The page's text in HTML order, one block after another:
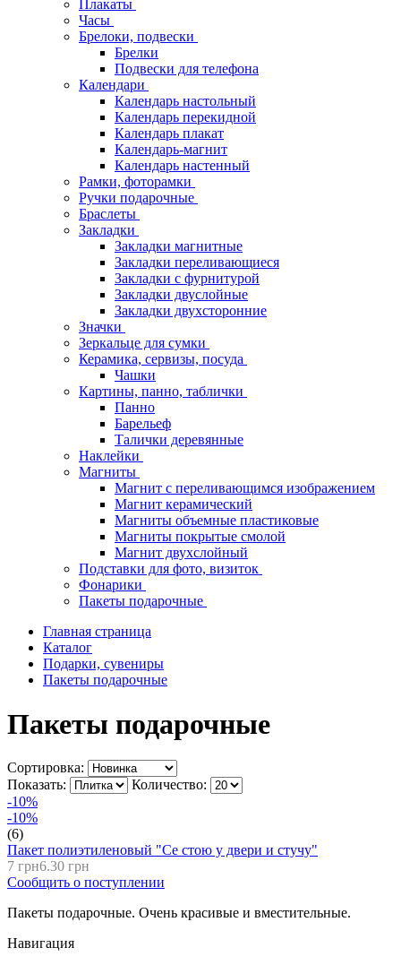
Плакаты
Часы
Брелоки, подвески
Брелки
Подвески для телефона
Календари
Календарь настольный
Календарь перекидной
Календарь плакат
Календарь-магнит
Календарь настенный
Рамки, фоторамки
Ручки подарочные
Браслеты
Закладки
Закладки магнитные
Закладки переливающиеся
Закладки с фурнитурой
Закладки двуслойные
Закладки двухсторонние
Значки
Зеркальце для сумки
Керамика, сервизы, посуда
Чашки
Картины, панно, таблички
Панно
Барельеф
Талички деревянные
Наклейки
Магниты
Магнит с переливающимся изображением
Магнит керамический
Магниты объемные пластиковые
Магниты покрытые смолой
Магнит двухслойный
Подставки для фото, визиток
Фонарики
Пакеты подарочные
Главная страница
Каталог
Подарки, сувениры
Пакеты подарочные
Пакеты подарочные
Сортировка:
Показать:
Количество:
-10%
-10%
(6)
Пакет полиэтиленовый "Се стою у двери и стучу"
7 грн6.30 грн
Сообщить о поступлении
Пакеты подарочные. Очень красивые и вместительные.
Навигация